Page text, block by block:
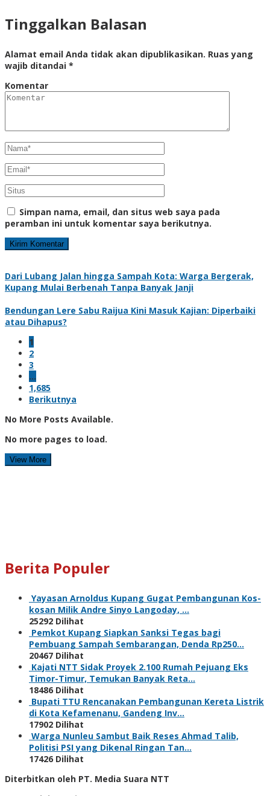
Tinggalkan Balasan
Alamat email Anda tidak akan dipublikasikan. Ruas yang
wajib ditandai *
Komentar
Simpan nama, email, dan situs web saya pada
peramban ini untuk komentar saya berikutnya.
Dari Lubang Jalan hingga Sampah Kota: Warga Bergerak,
Kupang Mulai Berbenah Tanpa Banyak Janji
Bendungan Lere Sabu Raijua Kini Masuk Kajian: Diperbaiki
atau Dihapus?
1
2
3
…
1,685
Berikutnya
No More Posts Available.
No more pages to load.
View More
Berita Populer
Yayasan Arnoldus Kupang Gugat Pembangunan Kos-
kosan Milik Andre Sinyo Langoday, …
25292 Dilihat
Pemkot Kupang Siapkan Sanksi Tegas bagi
Pembuang Sampah Sembarangan, Denda Rp250…
20467 Dilihat
Kajati NTT Sidak Proyek 2.100 Rumah Pejuang Eks
Timor-Timur, Temukan Banyak Reta…
18486 Dilihat
Bupati TTU Rencanakan Pembangunan Kereta Listrik
di Kota Kefamenanu, Gandeng Inv…
17902 Dilihat
Warga Nunleu Sambut Baik Reses Ahmad Talib,
Politisi PSI yang Dikenal Ringan Tan…
17426 Dilihat
Diterbitkan oleh PT. Media Suara NTT